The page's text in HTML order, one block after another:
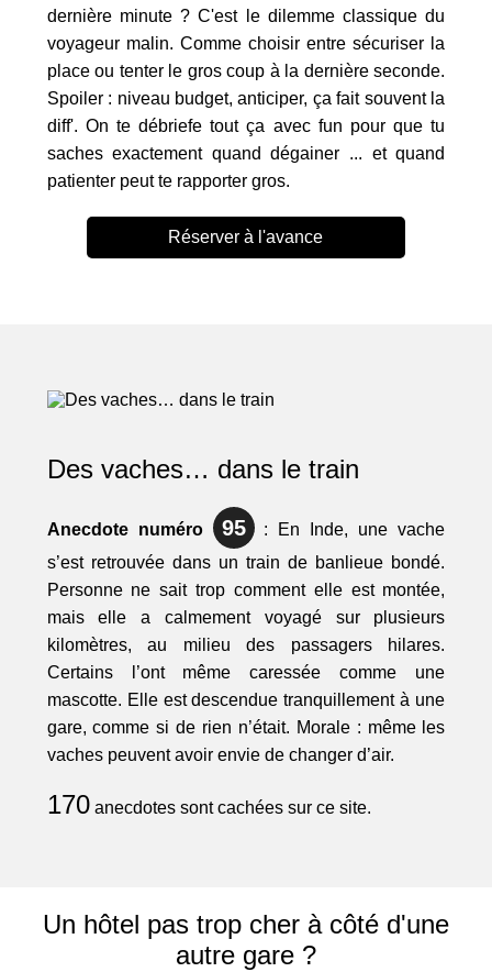
dernière minute ? C'est le dilemme classique du
voyageur malin. Comme choisir entre sécuriser la
place ou tenter le gros coup à la dernière seconde.
Spoiler : niveau budget, anticiper, ça fait souvent la
diff'. On te débriefe tout ça avec fun pour que tu
saches exactement quand dégainer ... et quand
patienter peut te rapporter gros.
Réserver à l'avance
Des vaches… dans le train
Anecdote numéro 95 : En Inde, une vache
s’est retrouvée dans un train de banlieue bondé.
Personne ne sait trop comment elle est montée,
mais elle a calmement voyagé sur plusieurs
kilomètres, au milieu des passagers hilares.
Certains l’ont même caressée comme une
mascotte. Elle est descendue tranquillement à une
gare, comme si de rien n’était. Morale : même les
vaches peuvent avoir envie de changer d’air.
170anecdotes sont cachées sur ce site.
Un hôtel pas trop cher à côté d'une
autre gare ?